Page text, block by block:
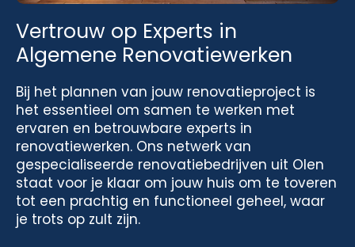
Vertrouw op Experts in
Algemene Renovatiewerken
Bij het plannen van jouw renovatieproject is
het essentieel om samen te werken met
ervaren en betrouwbare experts in
renovatiewerken. Ons netwerk van
gespecialiseerde renovatiebedrijven uit Olen
staat voor je klaar om jouw huis om te toveren
tot een prachtig en functioneel geheel, waar
je trots op zult zijn.